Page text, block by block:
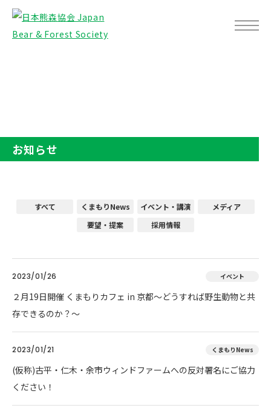
お知らせ
すべて くまもりNews イベント・講演
メディア
要望・提案
採用情報
2023/01/26 イベント
２月19日開催 くまもりカフェ in 京都～どうすれば野生動物と共
存できるのか？～
2023/01/21 くまもりNews
(仮称)古平・仁木・余市ウィンドファームへの反対署名にご協力
ください！